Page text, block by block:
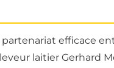
efficace
laitier Gerhard